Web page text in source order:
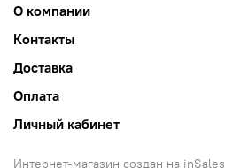
О компании
Контакты
Доставка
Оплата
Личный кабинет
Интернет-магазин создан на inSales